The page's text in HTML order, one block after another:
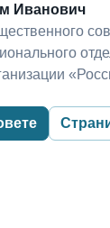
Иванович